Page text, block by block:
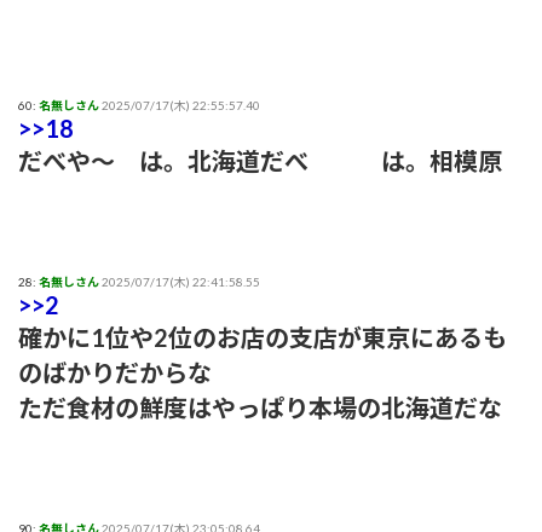
60: 名無しさん2025/07/17(木) 22:55:57.40
>>18
だべや〜 は。北海道だべ は。相模原
28: 名無しさん2025/07/17(木) 22:41:58.55
>>2
確かに1位や2位のお店の支店が東京にあるも
のばかりだからな
ただ食材の鮮度はやっぱり本場の北海道だな
90: 名無しさん2025/07/17(木) 23:05:08.64